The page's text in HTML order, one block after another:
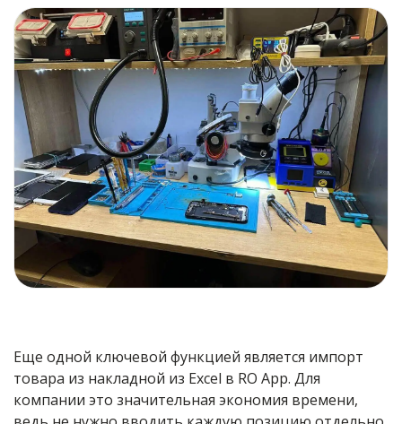
Еще одной ключевой функцией является импорт
товара из накладной из Excel в RO App. Для
компании это значительная экономия времени,